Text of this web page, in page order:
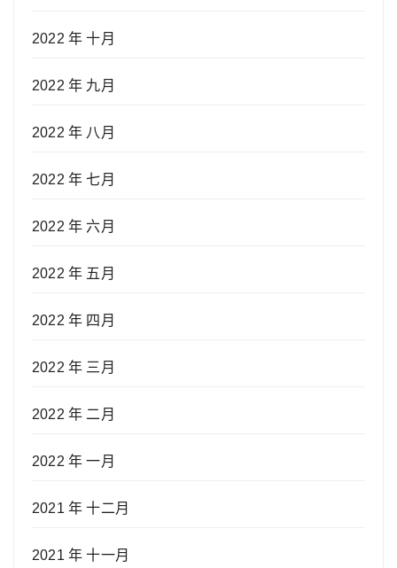
2022 年 十月
2022 年 九月
2022 年 八月
2022 年 七月
2022 年 六月
2022 年 五月
2022 年 四月
2022 年 三月
2022 年 二月
2022 年 一月
2021 年 十二月
2021 年 十一月